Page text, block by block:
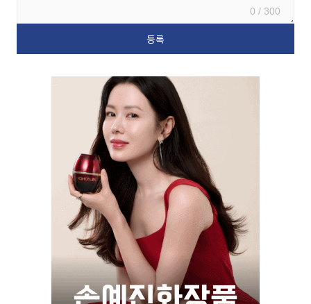
0 / 300